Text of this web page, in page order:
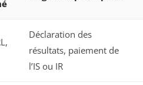
Déclaration des
résultats, paiement de
l’IS ou IR